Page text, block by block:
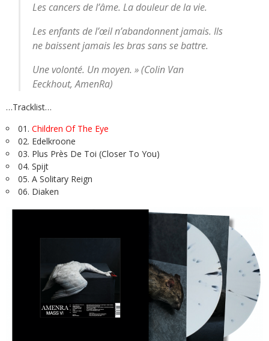
Les cancers de l’âme. La douleur de la vie.
Les enfants de l’œil n’abandonnent jamais. Ils
ne baissent jamais les bras sans se battre.
Une volonté. Un moyen. » (Colin Van
Eeckhout, AmenRa)
…Tracklist…
01. Children Of The Eye
02. Edelkroone
03. Plus Près De Toi (Closer To You)
04. Spijt
05. A Solitary Reign
06. Diaken